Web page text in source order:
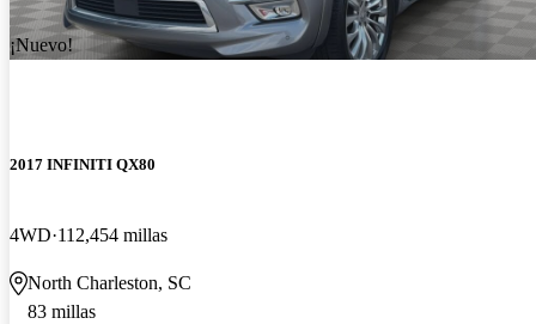
¡Nuevo!
2017 INFINITI QX80
4WD 112,454 millas
North Charleston, SC
83 millas